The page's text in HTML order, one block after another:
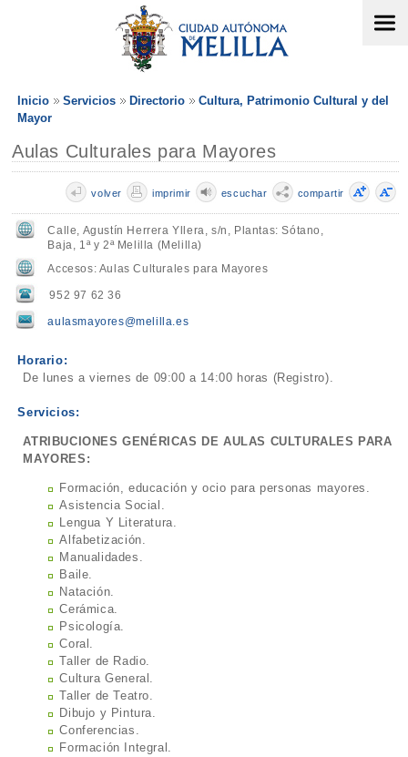
Inicio Servicios Directorio
Cultura, Patrimonio Cultural y del
Mayor
Aulas Culturales para Mayores
compartir
escuchar
imprimir
volver
Calle, Agustín Herrera Yllera, s/n, Plantas: Sótano,
Baja, 1ª y 2ª Melilla (Melilla)
Accesos: Aulas Culturales para Mayores
952 97 62 36
aulasmayores@melilla.es
Horario:
De lunes a viernes de 09:00 a 14:00 horas (Registro).
Servicios:
ATRIBUCIONES GENÉRICAS DE AULAS CULTURALES PARA
MAYORES:
Formación, educación y ocio para personas mayores.
Asistencia Social.
Lengua Y Literatura.
Alfabetización.
Manualidades.
Baile.
Natación.
Cerámica.
Psicología.
Coral.
Taller de Radio.
Cultura General.
Taller de Teatro.
Dibujo y Pintura.
Conferencias.
Formación Integral.